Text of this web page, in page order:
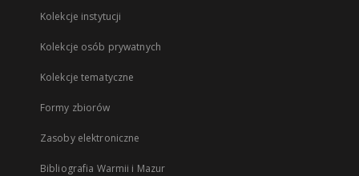
Kolekcje instytucji
Kolekcje osób prywatnych
Kolekcje tematyczne
Formy zbiorów
Zasoby elektroniczne
Bibliografia Warmii i Mazur